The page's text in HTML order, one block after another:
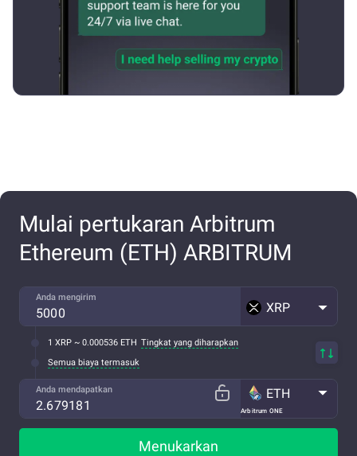
Mulai pertukaran Arbitrum
Ethereum (ETH) ARBITRUM
Anda mengirim
XRP
1 XRP ~ 0.000536 ETH Tingkat yang diharapkan
Semua biaya termasuk
Anda mendapatkan
Arbitrum ONE
ETH
Menukarkan